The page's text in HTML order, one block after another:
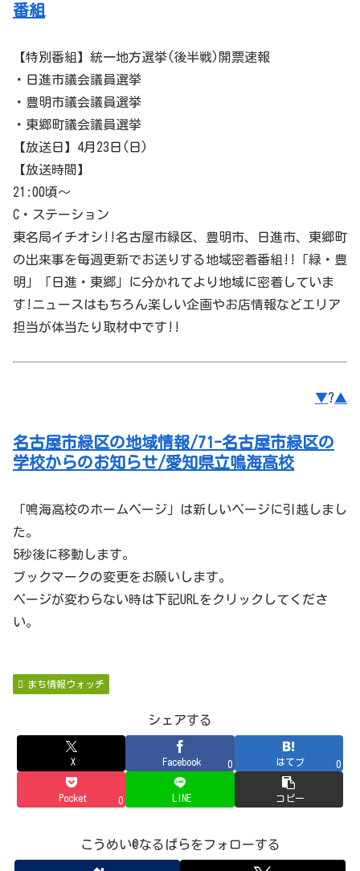
番組
【特別番組】統一地方選挙(後半戦)開票速報
・日進市議会議員選挙
・豊明市議会議員選挙
・東郷町議会議員選挙
【放送日】4月23日(日)
【放送時間】
21:00頃～
C・ステーション
東名局イチオシ!!名古屋市緑区、豊明市、日進市、東郷町
の出来事を毎週更新でお送りする地域密着番組!!「緑・豊
明」「日進・東郷」に分かれてより地域に密着していま
す!ニュースはもちろん楽しい企画やお店情報などエリア
担当が体当たり取材中です!!
▼?▲
名古屋市緑区の地域情報/71-名古屋市緑区の
学校からのお知らせ/愛知県立鳴海高校
「鳴海高校のホームページ」は新しいページに引越しまし
た。
5秒後に移動します。
ブックマークの変更をお願いします。
ページが変わらない時は下記URLをクリックしてくださ
い。
まち情報ウォッチ
シェアする
X Facebook 0 はてブ 0
Pocket 0 LINE コピー
こうめい@なるぱらをフォローする